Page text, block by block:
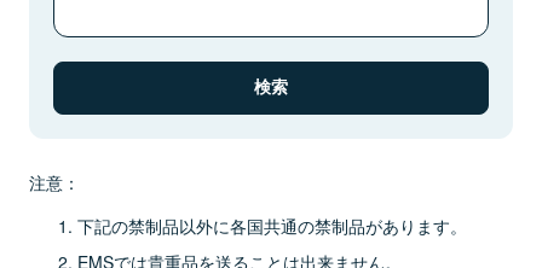
注意：
下記の禁制品以外に各国共通の禁制品があります。
EMSでは貴重品を送ることは出来ません。